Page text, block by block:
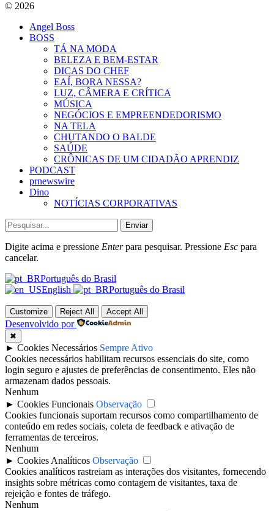
© 2026
Angel Boss
BOSS
TÁ NA MODA
BELEZA E BEM-ESTAR
DICAS DO CHEF
EAÍ, BORA NESSA?
LUZ, CÂMERA E CRÍTICA
MÚSICA
NEGÓCIOS E EMPREENDEDORISMO
NA TELA
CHUTANDO O BALDE
SAÚDE
CRÔNICAS DE UM CIDADÃO APRENDIZ
PODCAST
prnewswire
Dino
NOTÍCIAS CORPORATIVAS
Enviar
Digite acima e pressione Enterpara pesquisar. Pressione Esc para
cancelar.
Português do Brasil
English
Português do Brasil
Customize Reject All Accept All
Desenvolvido por
✖
► Cookies Necessários Sempre Ativo
Cookies necessários habilitam recursos essenciais do site, como
login seguro e ajustes de preferências de consentimento. Eles não
armazenam dados pessoais.
Nenhum
► Cookies Funcionais Observação
Cookies funcionais suportam recursos como compartilhamento de
conteúdo em redes sociais, coleta de feedback e ativação de
ferramentas de terceiros.
Nenhum
► Cookies Analíticos Observação
Cookies analíticos rastreiam as interações dos visitantes, fornecendo
insights sobre métricas como contagem de visitantes, taxa de
rejeição e fontes de tráfego.
Nenhum